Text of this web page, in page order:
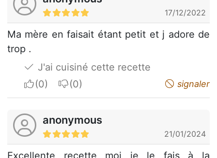
17/12/2022
Ma mère en faisait étant petit et j adore de
trop .
J'ai cuisiné cette recette
I apreciateI do not appreciate signaler
anonymous
21/01/2024
Excellente recette moi je le fais à la